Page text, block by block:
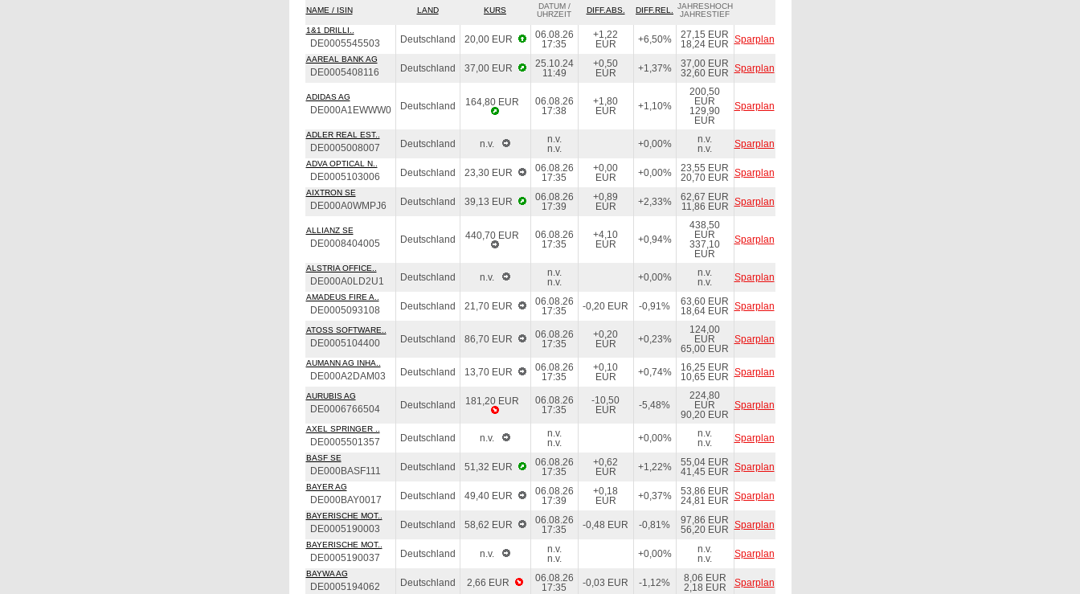
NAME / ISIN LAND KURS
DATUM /
UHRZEIT
DIFF.ABS. DIFF.REL.
JAHRESHOCH
JAHRESTIEF
1&1 DRILLI..
DE0005545503 Deutschland 20,00 EUR
06.08.26
17:35
+1,22
EUR
+6,50%
27,15 EUR
18,24 EUR Sparplan
AAREAL BANK AG
DE0005408116 Deutschland 37,00 EUR
25.10.24
11:49
+0,50
EUR
+1,37%
37,00 EUR
32,60 EUR Sparplan
ADIDAS AG
DE000A1EWWW0 Deutschland 164,80 EUR
06.08.26
17:38
+1,80
EUR
+1,10%
200,50
EUR
129,90
EUR
Sparplan
ADLER REAL EST..
DE0005008007 Deutschland n.v.
n.v.
n.v.
+0,00%
n.v.
n.v.
Sparplan
ADVA OPTICAL N..
DE0005103006 Deutschland 23,30 EUR
06.08.26
17:35
+0,00
EUR
+0,00%
23,55 EUR
20,70 EUR Sparplan
AIXTRON SE
DE000A0WMPJ6 Deutschland 39,13 EUR
06.08.26
17:39
+0,89
EUR
+2,33%
62,67 EUR
11,86 EUR Sparplan
ALLIANZ SE
DE0008404005 Deutschland 440,70 EUR
06.08.26
17:35
+4,10
EUR
+0,94%
438,50
EUR
337,10
EUR
Sparplan
ALSTRIA OFFICE..
DE000A0LD2U1 Deutschland n.v.
n.v.
n.v.
+0,00%
n.v.
n.v.
Sparplan
AMADEUS FIRE A..
DE0005093108 Deutschland 21,70 EUR
06.08.26
17:35
-0,20 EUR -0,91%
63,60 EUR
18,64 EUR Sparplan
ATOSS SOFTWARE..
DE0005104400 Deutschland 86,70 EUR
06.08.26
17:35
+0,20
EUR
+0,23%
124,00
EUR
65,00 EUR
Sparplan
AUMANN AG INHA..
DE000A2DAM03 Deutschland 13,70 EUR
06.08.26
17:35
+0,10
EUR
+0,74%
16,25 EUR
10,65 EUR Sparplan
AURUBIS AG
DE0006766504 Deutschland 181,20 EUR
06.08.26
17:35
-10,50
EUR
-5,48%
224,80
EUR
90,20 EUR
Sparplan
AXEL SPRINGER ..
DE0005501357 Deutschland n.v.
n.v.
n.v.
+0,00%
n.v.
n.v.
Sparplan
BASF SE
DE000BASF111 Deutschland 51,32 EUR
06.08.26
17:35
+0,62
EUR
+1,22%
55,04 EUR
41,45 EUR Sparplan
BAYER AG
DE000BAY0017 Deutschland 49,40 EUR
06.08.26
17:39
+0,18
EUR
+0,37%
53,86 EUR
24,81 EUR Sparplan
BAYERISCHE MOT..
DE0005190003 Deutschland 58,62 EUR
06.08.26
17:35
-0,48 EUR -0,81%
97,86 EUR
56,20 EUR Sparplan
BAYERISCHE MOT..
DE0005190037 Deutschland n.v.
n.v.
n.v.
+0,00%
n.v.
n.v.
Sparplan
BAYWA AG
DE0005194062 Deutschland 2,66 EUR
06.08.26
17:35
-0,03 EUR -1,12%
8,06 EUR
2,18 EUR
Sparplan